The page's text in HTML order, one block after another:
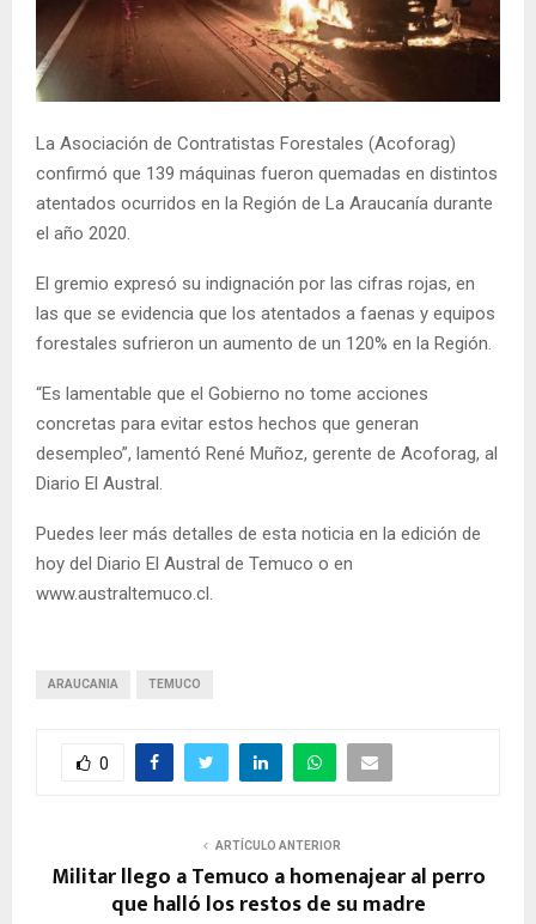
N
La Asociación de Contratistas Forestales (Acoforag)
confirmó que 139 máquinas fueron quemadas en distintos
atentados ocurridos en la Región de La Araucanía durante
el año 2020.
El gremio expresó su indignación por las cifras rojas, en
las que se evidencia que los atentados a faenas y equipos
forestales sufrieron un aumento de un 120% en la Región.
“Es lamentable que el Gobierno no tome acciones
concretas para evitar estos hechos que generan
desempleo”, lamentó René Muñoz, gerente de Acoforag, al
Diario El Austral.
Puedes leer más detalles de esta noticia en la edición de
hoy del Diario El Austral de Temuco o en
www.australtemuco.cl.
ARAUCANIA TEMUCO
0
ARTÍCULO ANTERIOR
Militar llego a Temuco a homenajear al perro
que halló los restos de su madre